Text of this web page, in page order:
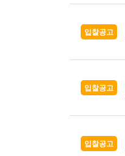
입찰공고
입찰공고
입찰공고